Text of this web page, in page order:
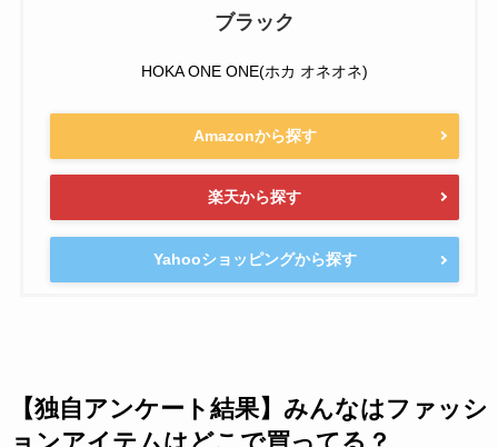
ブラック
HOKA ONE ONE(ホカ オネオネ)
Amazonから探す
楽天から探す
Yahooショッピングから探す
【独自アンケート結果】みんなはファッシ